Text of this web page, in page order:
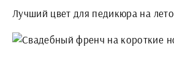
Лучший цвет для педикюра на лето